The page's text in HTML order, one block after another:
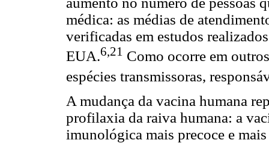
médica: as médias de
verificadas em estudos
EUA.6,21 Como ocorre em
espécies transmissoras,
A mudança da vacina humana
profilaxia da raiva humana: a
imunológica mais precoce e